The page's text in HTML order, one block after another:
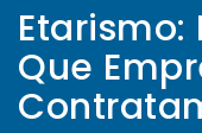
Etarismo:
Que